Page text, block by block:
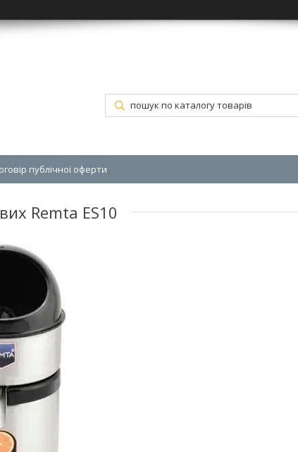
публічної оферти
Remta ES10